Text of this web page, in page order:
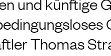
Thomas